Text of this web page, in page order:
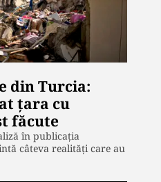
din Turcia:
țara cu
făcute
în publicația
câteva realități care au